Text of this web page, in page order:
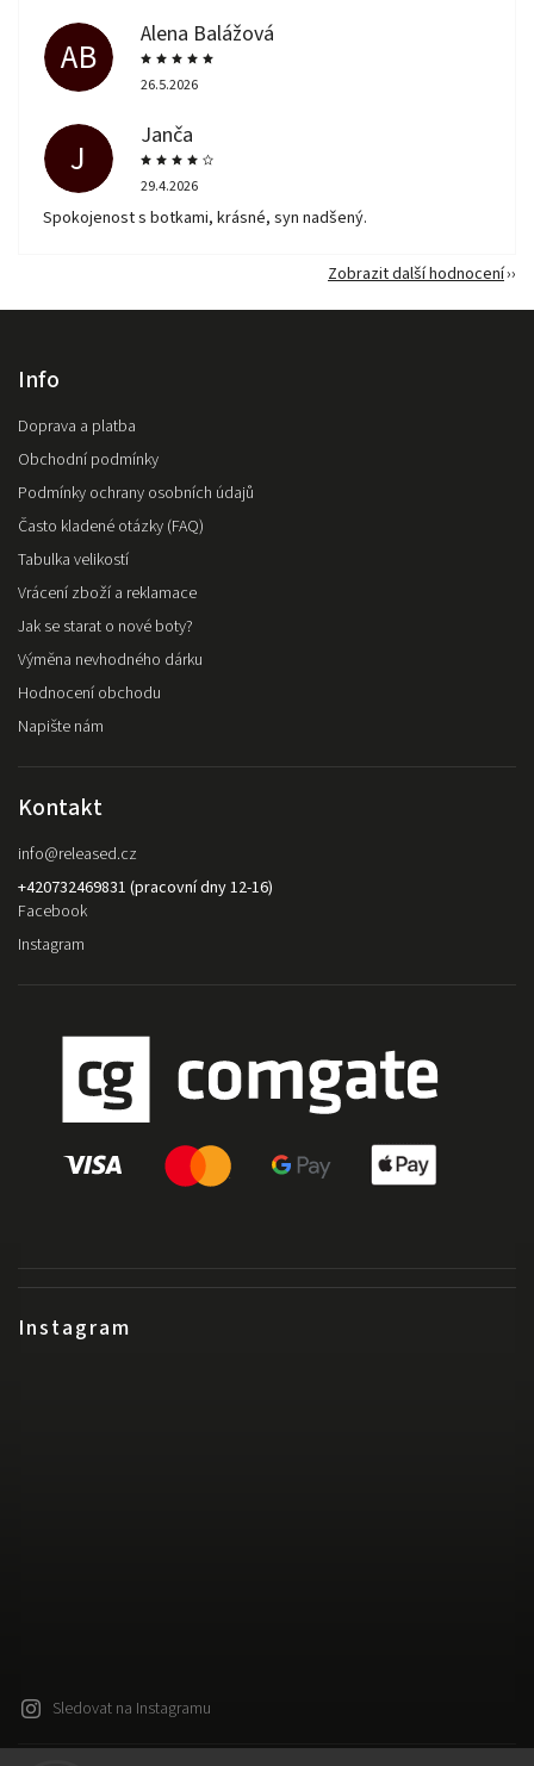
AB
Alena Balážová
26.5.2026
J
Janča
29.4.2026
Spokojenost s botkami, krásné, syn nadšený.
Zobrazit další hodnocení
Instagram
Sledovat na Instagramu
Info
Doprava a platba
Obchodní podmínky
Podmínky ochrany osobních údajů
Často kladené otázky (FAQ)
Tabulka velikostí
Vrácení zboží a reklamace
Jak se starat o nové boty?
Výměna nevhodného dárku
Hodnocení obchodu
Napište nám
Kontakt
info@released.cz
+420732469831 (pracovní dny 12-16)
Facebook
Instagram